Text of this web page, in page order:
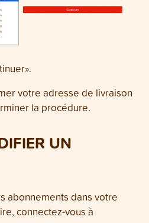
votre adresse de livraison
la procédure.
UN
abonnements dans votre
connectez-vous à